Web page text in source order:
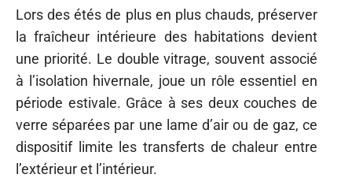
Lors des étés de plus en plus chauds, préserver
la fraîcheur intérieure des habitations devient
une priorité. Le double vitrage, souvent associé
à l’isolation hivernale, joue un rôle essentiel en
période estivale. Grâce à ses deux couches de
verre séparées par une lame d’air ou de gaz, ce
dispositif limite les transferts de chaleur entre
l’extérieur et l’intérieur.